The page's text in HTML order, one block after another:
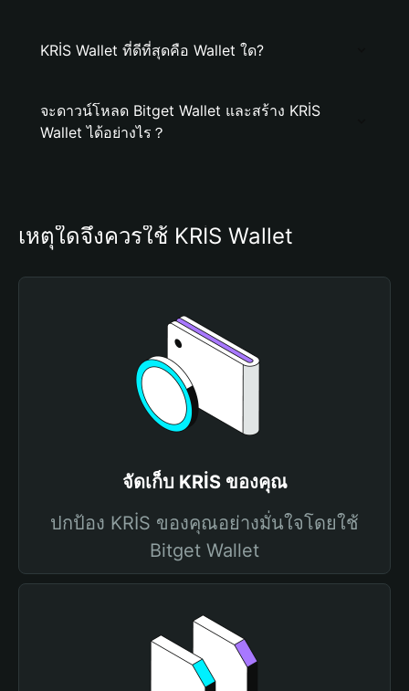
KRİS Wallet ที่ดีที่สุดคือ Wallet ใด?
จะดาวน์โหลด Bitget Wallet และสร้าง KRİS
Wallet ได้อย่างไร？
เหตุใดจึงควรใช้ KRİS Wallet
จัดเก็บ KRİS ของคุณ
ปกป้อง KRİS ของคุณอย่างมั่นใจโดยใช้
Bitget Wallet